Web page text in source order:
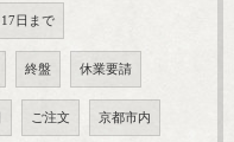
17日まで
終盤 休業要請
ご注文 京都市内